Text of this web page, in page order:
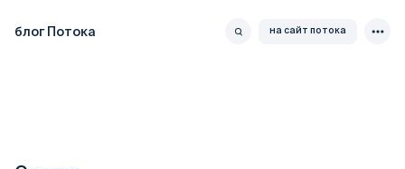
блог Потока на сайт потока